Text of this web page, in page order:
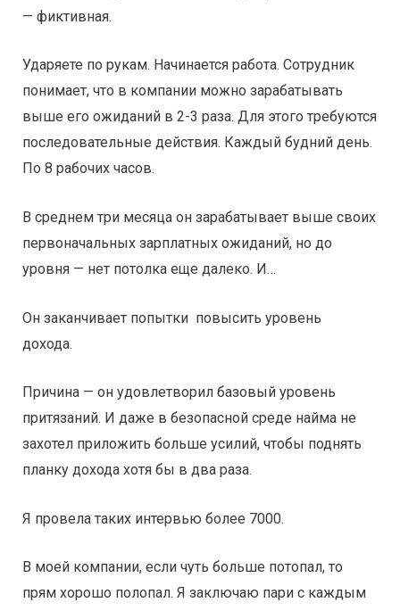
— фиктивная.
Ударяете по рукам. Начинается работа. Сотрудник
понимает, что в компании можно зарабатывать
выше его ожиданий в 2-3 раза. Для этого требуются
последовательные действия. Каждый будний день.
По 8 рабочих часов.
В среднем три месяца он зарабатывает выше своих
первоначальных зарплатных ожиданий, но до
уровня — нет потолка еще далеко. И…
Он заканчивает попытки повысить уровень
дохода.
Причина — он удовлетворил базовый уровень
притязаний. И даже в безопасной среде найма не
захотел приложить больше усилий, чтобы поднять
планку дохода хотя бы в два раза.
Я провела таких интервью более 7000.
В моей компании, если чуть больше потопал, то
прям хорошо полопал. Я заключаю пари с каждым